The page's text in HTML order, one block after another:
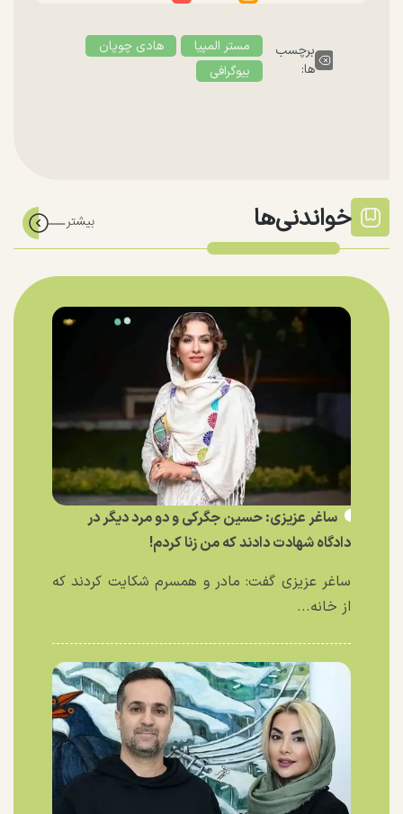
برچسب
ها:
مستر المپیا
هادی چوپان
بیوگرافی
خواندنی‌ها
ساغر عزیزی: حسین جگرکی و دو مرد دیگر در
دادگاه شهادت دادند که من زنا کردم!
ساغر عزیزی گفت: مادر و همسرم شکایت کردند که
از خانه...